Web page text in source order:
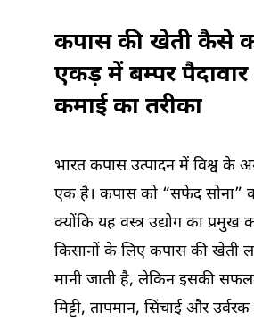
कपास की खेती कैसे
एकड़ में बम्पर
कमाई का तरीका
भारत कपास उत्पादन में विश्व के
एक है। कपास को “सफेद सोना”
क्योंकि यह वस्त्र उद्योग का प्रमुख
किसानों के लिए कपास की खेती
मानी जाती है, लेकिन इसकी
मिट्टी, तापमान, सिंचाई और